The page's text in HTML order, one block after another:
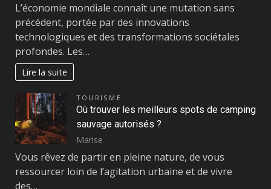
L’économie mondiale connaît une mutation sans
précédent, portée par des innovations
technologiques et des transformations sociétales
profondes. Les…
Lire la suite
TOURISME
Où trouver les meilleurs spots de camping
sauvage autorisés ?
Marise
Vous rêvez de partir en pleine nature, de vous
ressourcer loin de l’agitation urbaine et de vivre
des…